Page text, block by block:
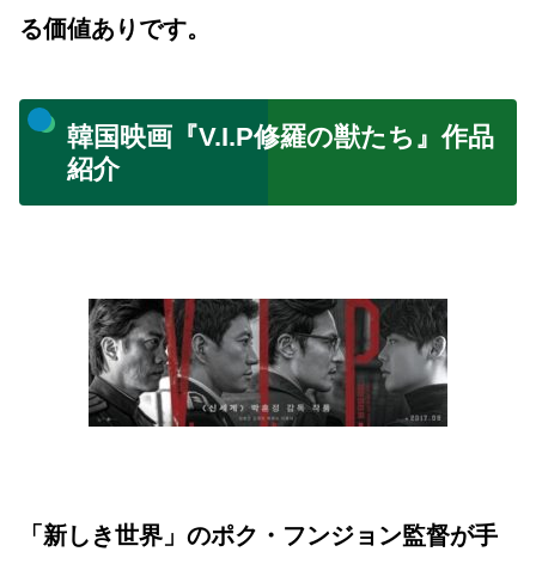
る価値ありです。
韓国映画『V.I.P修羅の獣たち』作品
紹介
「新しき世界」のポク・フンジョン監督が手